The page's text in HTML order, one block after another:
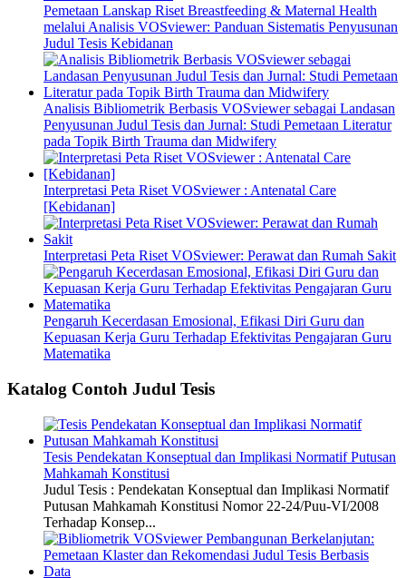
Pemetaan Lanskap Riset Breastfeeding & Maternal Health
melalui Analisis VOSviewer: Panduan Sistematis Penyusunan
Judul Tesis Kebidanan
Analisis Bibliometrik Berbasis VOSviewer sebagai Landasan
Penyusunan Judul Tesis dan Jurnal: Studi Pemetaan Literatur
pada Topik Birth Trauma dan Midwifery
Interpretasi Peta Riset VOSviewer : Antenatal Care
[Kebidanan]
Interpretasi Peta Riset VOSviewer: Perawat dan Rumah Sakit
Pengaruh Kecerdasan Emosional, Efikasi Diri Guru dan
Kepuasan Kerja Guru Terhadap Efektivitas Pengajaran Guru
Matematika
Katalog Contoh Judul Tesis
Tesis Pendekatan Konseptual dan Implikasi Normatif Putusan
Mahkamah Konstitusi
Judul Tesis : Pendekatan Konseptual dan Implikasi Normatif
Putusan Mahkamah Konstitusi Nomor 22-24/Puu-VI/2008
Terhadap Konsep...